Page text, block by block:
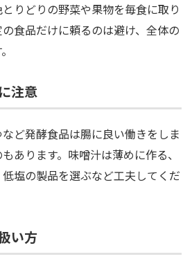
りどりの野菜や果物を毎食に取り
食品だけに頼るのは避け、全体の
注意
ど発酵食品は腸に良い働きをしま
あります。味噌汁は薄めに作る、
塩の製品を選ぶなど工夫してくだ
い方